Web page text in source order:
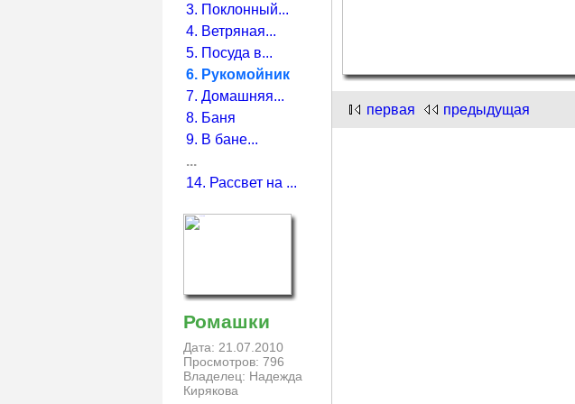
3. Поклонный...
4. Ветряная...
5. Посуда в...
6. Рукомойник
7. Домашняя...
8. Баня
9. В бане...
...
14. Рассвет на ...
Ромашки
Дата: 21.07.2010
Просмотров: 796
Владелец: Надежда
Кирякова
первая предыдущая